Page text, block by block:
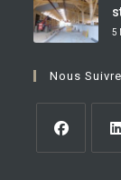
5
Nous Suivre